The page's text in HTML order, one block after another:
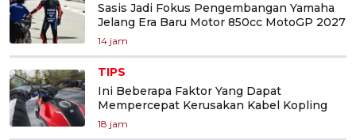
Sasis Jadi Fokus Pengembangan Yamaha
Jelang Era Baru Motor 850cc MotoGP 2027
14 jam
TIPS
Ini Beberapa Faktor Yang Dapat
Mempercepat Kerusakan Kabel Kopling
18 jam